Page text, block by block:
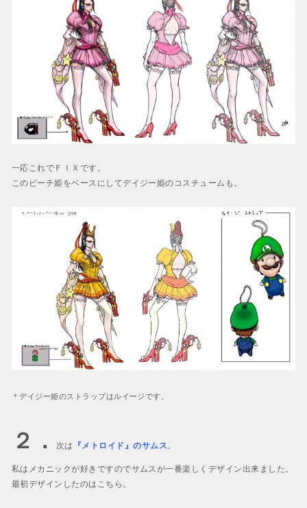
一応これでＦＩＸです。
このピーチ姫をベースにしてデイジー姫のコスチュームも。
＊デイジー姫のストラップはルイージです。
２． 次は 『メトロイド』のサムス。
私はメカニックが好きですのでサムスが一番楽しくデザイン出来ました。
最初デザインしたのはこちら。